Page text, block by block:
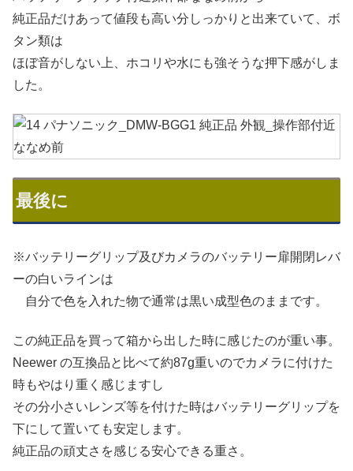
純正品だけあって値段も高い分しっかりと出来ていて、ボ
タン類は
ほぼ音がしない上、ホコリや水にも強そうな押下感がしま
した。
最後に
※バッテリーグリップ及びカメラのバッテリー扉開閉レバ
ーの白いラインは
自分で色を入れた物で通常は黒い成型色のままです。
この純正品を買って箱から出した時に感じたのが重い事。
Neewer の互換品と比べて約87g重いのでカメラに付けた
時もやはり重く感じますし
その分小さいレンズ等を付けた時はバッテリーグリップを
下にして置いても安定します。
純正品の頑丈さを感じる安心できる重さ。